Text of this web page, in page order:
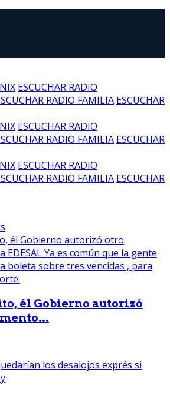
ESCUCHAR RADIO
RADIO FAMILIA ESCUCHAR
ESCUCHAR RADIO
RADIO FAMILIA ESCUCHAR
ESCUCHAR RADIO
RADIO FAMILIA ESCUCHAR
él Gobierno autorizó